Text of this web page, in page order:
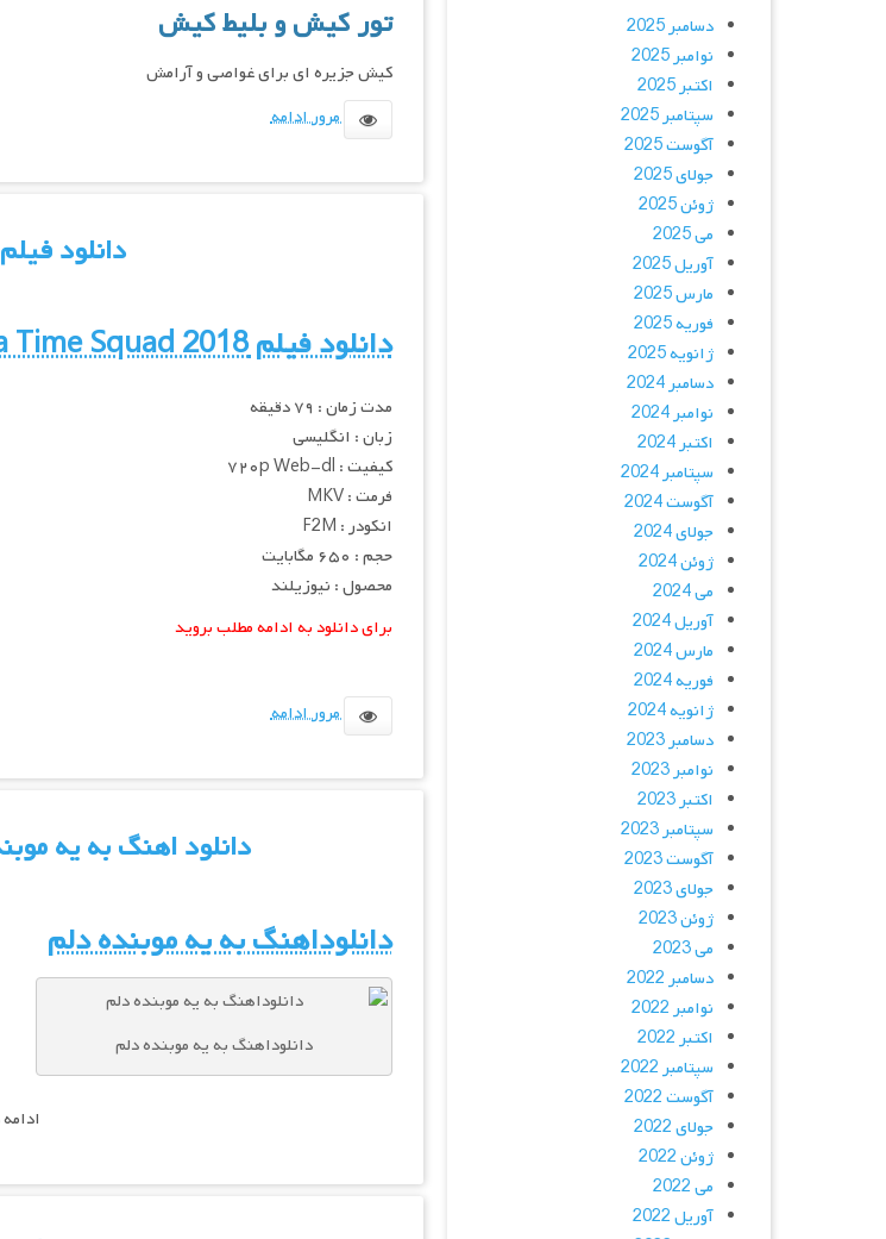
تور کیش و بلیط کیش
کیش جزیره ای برای غواصی و آرامش
مرور ادامه
دانلود فیلم Mega Time Squad 2018
دانلود فیلمTime Squad 2018
مدت زمان : ۷۹ دقیقه
زبان : انگلیسی
کیفیت : ۷۲۰p Web-dl
فرمت : MKV
انکودر : F2M
حجم : ۶۵۰ مگابایت
محصول : نیوزیلند
برای دانلود به ادامه مطلب بروید
مرور ادامه
دانلود اهنگ به یه
دانلوداهنگ به یه موبنده دلم
دانلوداهنگ به یه موبنده دلم
دسامبر 2025
نوامبر 2025
اکتبر 2025
سپتامبر 2025
آگوست 2025
جولای 2025
ژوئن 2025
می 2025
آوریل 2025
مارس 2025
فوریه 2025
ژانویه 2025
دسامبر 2024
نوامبر 2024
اکتبر 2024
سپتامبر 2024
آگوست 2024
جولای 2024
ژوئن 2024
می 2024
آوریل 2024
مارس 2024
فوریه 2024
ژانویه 2024
دسامبر 2023
نوامبر 2023
اکتبر 2023
سپتامبر 2023
آگوست 2023
جولای 2023
ژوئن 2023
می 2023
دسامبر 2022
نوامبر 2022
اکتبر 2022
سپتامبر 2022
آگوست 2022
جولای 2022
ژوئن 2022
می 2022
آوریل 2022